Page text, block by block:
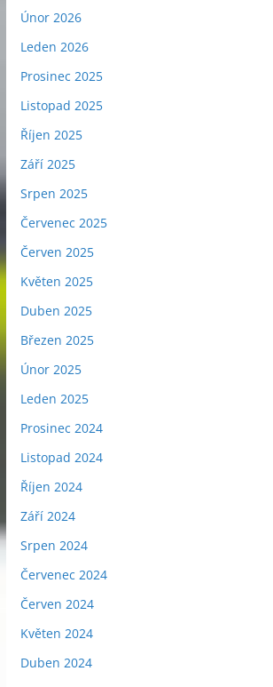
Únor 2026
Leden 2026
Prosinec 2025
Listopad 2025
Říjen 2025
Září 2025
Srpen 2025
Červenec 2025
Červen 2025
Květen 2025
Duben 2025
Březen 2025
Únor 2025
Leden 2025
Prosinec 2024
Listopad 2024
Říjen 2024
Září 2024
Srpen 2024
Červenec 2024
Červen 2024
Květen 2024
Duben 2024